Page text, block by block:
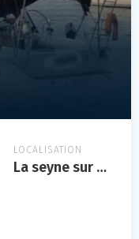
LOCALISATION
La seyne sur mer